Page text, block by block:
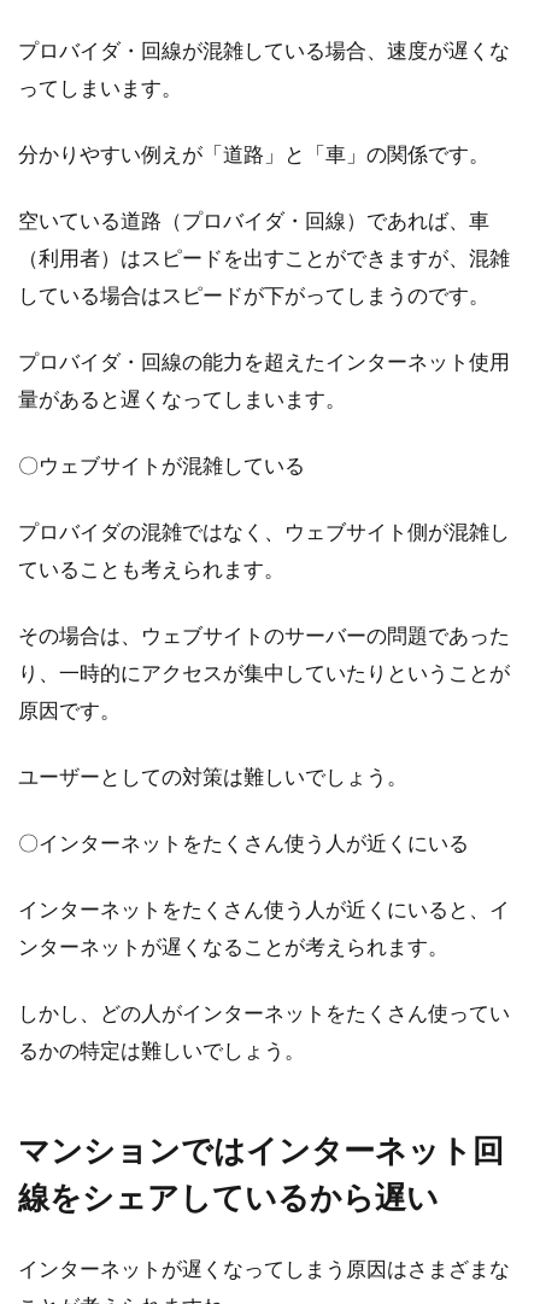
一戸建てとなると、土地と家の購入となります
分譲と賃貸の見分け方とは？人気の
分譲賃貸マンションも紹介
ン」「賃貸マンション」の二種類に分類されま
す。また、...
音の対処法と注意点
の騒音問題に悩むことがあるかもしれません。
マンションは売るべきか貸すべき
資産として知られています。初期費用のかかる
お悩み解決！マンションのリビン
マンションのリビングにはさまざまな形があり
ます。縦型や横型など、部屋の形状によって家
具の...
プロバイダ・回線が混雑している場合、速度が遅くな
ってしまいます。
分かりやすい例えが「道路」と「車」の関係です。
空いている道路（プロバイダ・回線）であれば、車
（利用者）はスピードを出すことができますが、混雑
している場合はスピードが下がってしまうのです。
プロバイダ・回線の能力を超えたインターネット使用
量があると遅くなってしまいます。
〇ウェブサイトが混雑している
プロバイダの混雑ではなく、ウェブサイト側が混雑し
ていることも考えられます。
その場合は、ウェブサイトのサーバーの問題であった
り、一時的にアクセスが集中していたりということが
原因です。
ユーザーとしての対策は難しいでしょう。
〇インターネットをたくさん使う人が近くにいる
インターネットをたくさん使う人が近くにいると、イ
ンターネットが遅くなることが考えられます。
しかし、どの人がインターネットをたくさん使ってい
るかの特定は難しいでしょう。
マンションではインターネット回
線をシェアしているから遅い
インターネットが遅くなってしまう原因はさまざまな